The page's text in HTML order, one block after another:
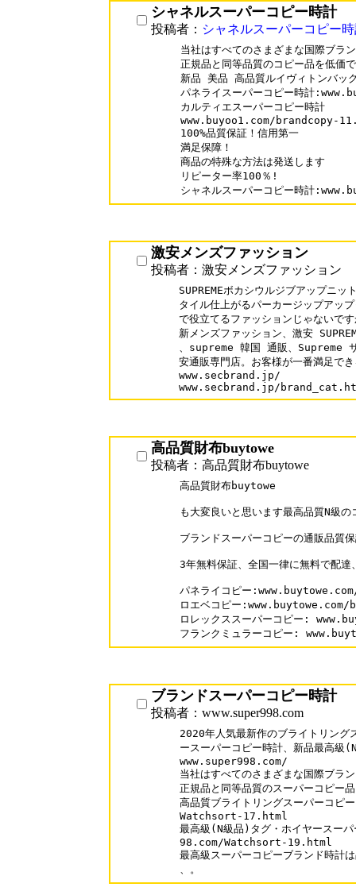
シャネルスーパーコピー時計
投稿者： シャネルスーパーコピー
当社はすべてのさまざまな国際ブラ
正規品と同等品質のコピー品を低価
新品 美品 高品質ルイヴィトンバッ
パネライスーパーコピー時計
カルティエスーパーコピー時計
www.buyoo1.com/brandcopy-
100%品質保証！信用第一
満足保障！
商品の特殊な方法は発送します
リピーター率100％!
シャネルスーパーコピー時計
激安メンズファッション
投稿者：激安メンズファッション
SUPREMEボカシウルジブアップニ
タイル仕上がるパーカージップアッ
で役立てるファッションじゃないで
新メンズファッション、激安
、supreme 韓国 通販、Supreme
安通販専門店。お客様が一番満足で
www.secbrand.jp/
高品質財布buytowe
投稿者：高品質財布buytowe
高品質財布buytowe
も大変良いと思います最高品質N級
ブランドスーパーコピーの通販品質
3年無料保証、全国一律に無料で配達
パネライコピー
ロエベコピー
ロレックススーパーコピー:
ブランドスーパーコピー時計
投稿者：www.super998.com
2020年人気最新作のブライトリング
ースーパーコピー時計、新品最高級
www.super998.com/
当社はすべてのさまざまな国際ブラ
正規品と同等品質のスーパーコピー
高品質ブライトリングスーパーコ
Watchsort-17.html
最高級(N級品)タグ・ホイヤースー
98.com/Watchsort-19.html
最高級スーパーコピーブランド時計